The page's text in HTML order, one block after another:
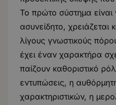
Το πρώτο σύστημα
ασυνείδητο, χρειάζεται
λίγους γνωστικούς
έχει έναν χαρακτήρα
παίζουν καθοριστικό
εντυπώσεις, η
χαρακτηριστικών, η